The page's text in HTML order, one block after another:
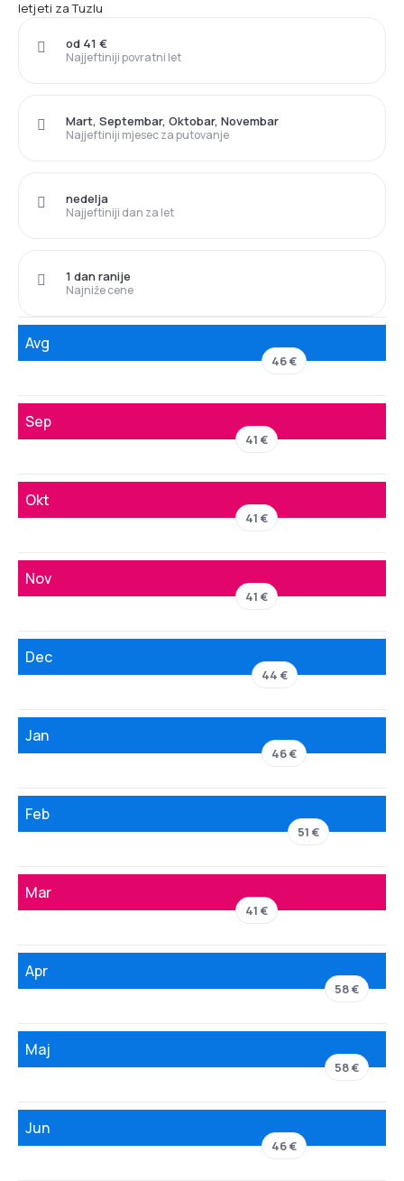
letjeti za Tuzlu
Najjeftiniji povratni let
od 41 €
Najjeftiniji mjesec za putovanje
Mart, Septembar, Oktobar, Novembar
Najjeftiniji dan za let
nedelja
Najniže cene
1 dan ranije
Avg
46 €
Sep
41 €
Okt
41 €
Nov
41 €
Dec
44 €
Jan
46 €
Feb
51 €
Mar
41 €
Apr
58 €
Maj
58 €
Jun
46 €